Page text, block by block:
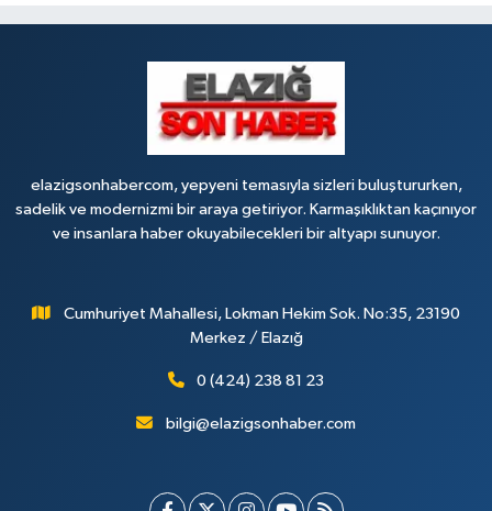
elazigsonhabercom, yepyeni temasıyla sizleri buluştururken,
sadelik ve modernizmi bir araya getiriyor. Karmaşıklıktan kaçınıyor
ve insanlara haber okuyabilecekleri bir altyapı sunuyor.
Cumhuriyet Mahallesi, Lokman Hekim Sok. No:35, 23190
Merkez / Elazığ
0 (424) 238 81 23
bilgi@elazigsonhaber.com